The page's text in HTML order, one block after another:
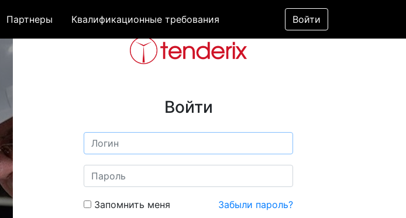
Партнеры Квалификационные требования Войти
Войти
Запомнить меня Забыли пароль?